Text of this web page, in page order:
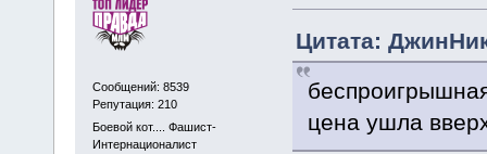
Сообщений: 8539
Репутация: 210
Боевой кот.... Фашист-
Интернационалист
Цитата:
цена ушла